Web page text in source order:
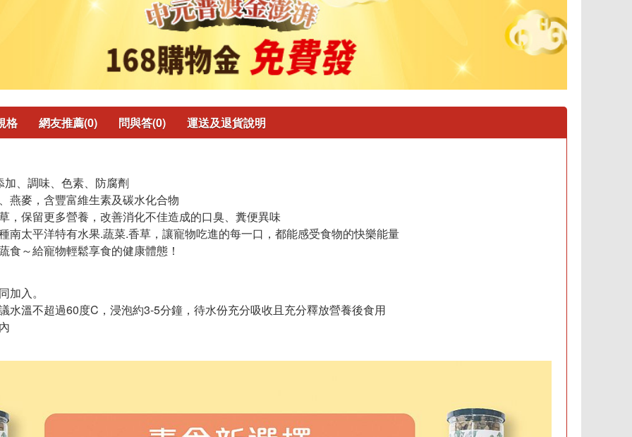
格 網友推薦(0) 問與答(0) 運送及退貨說明
、調味、色素、防腐劑
燕麥，含豐富維生素及碳水化合物
，保留更多營養，改善消化不佳造成的口臭、糞便異味
南太平洋特有水果.蔬菜.香草，讓寵物吃進的每一口，都能感受食物的快樂能量
食～給寵物輕鬆享食的健康體態！
加入。
水溫不超過60度C，浸泡約3-5分鐘，待水份充分吸收且充分釋放營養後食用